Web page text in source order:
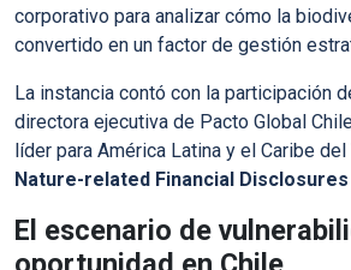
corporativo para analizar cómo la
convertido en un factor de gestión
La instancia contó con la participación
directora ejecutiva de Pacto Global
líder para América Latina y el Caribe del
Nature-related Financial Disclosures
El escenario de